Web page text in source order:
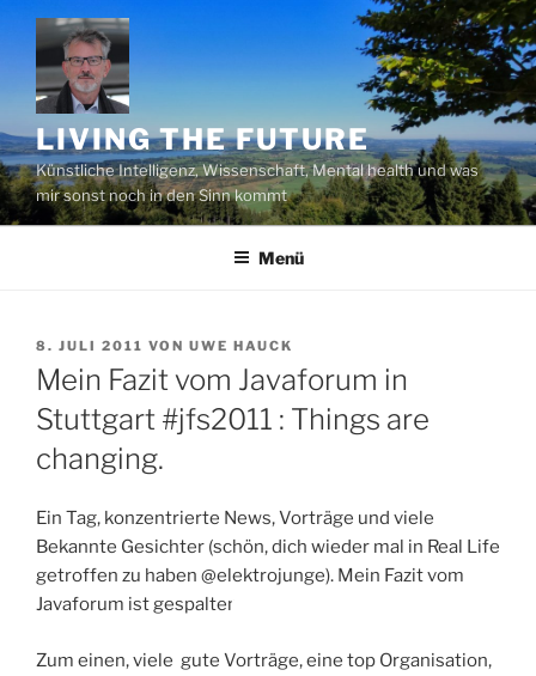
Zum
Inhalt
springen
LIVING THE FUTURE
Künstliche Intelligenz, Wissenschaft, Mental health und was
mir sonst noch in den Sinn kommt
Menü
VERÖFFENTLICHT
AM
8. JULI 2011 VON UWE HAUCK
Mein Fazit vom Javaforum in
Stuttgart #jfs2011 : Things are
changing.
Ein Tag, konzentrierte News, Vorträge und viele
Bekannte Gesichter (schön, dich wieder mal in Real Life
getroffen zu haben @elektrojunge). Mein Fazit vom
Javaforum ist gespalten.
Zum einen, viele gute Vorträge, eine top Organisation,